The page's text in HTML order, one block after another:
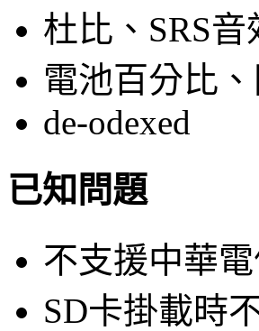
杜比、SRS音
電池百分比
de-odexed
已知問題
不支援中華
SD卡掛載時